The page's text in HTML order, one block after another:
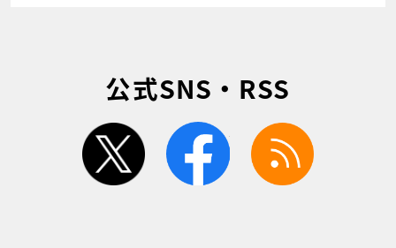
公式SNS・RSS
twitter facebook